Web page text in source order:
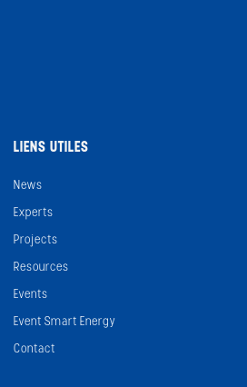
LIENS UTILES
News
Experts
Projects
Resources
Events
Event Smart Energy
Contact